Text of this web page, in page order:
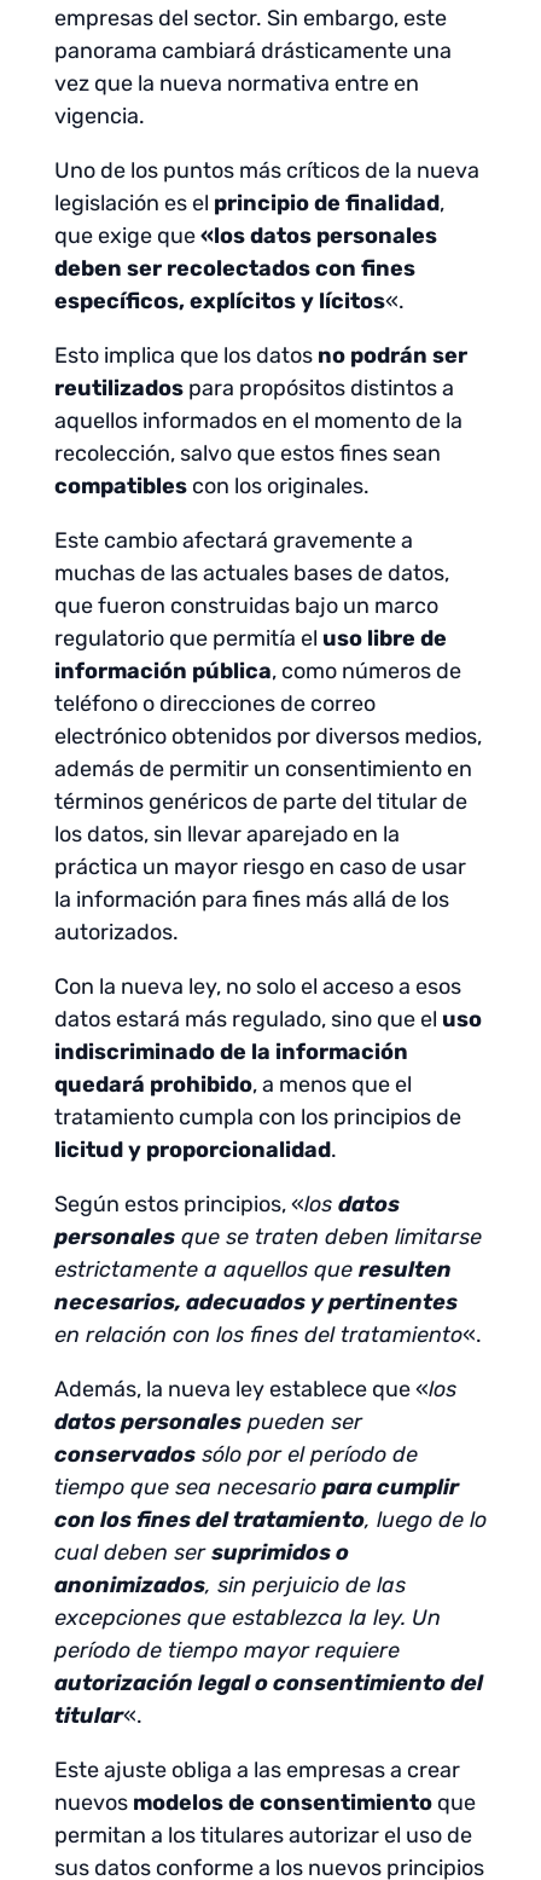
empresas del sector. Sin embargo, este
panorama cambiará drásticamente una
vez que la nueva normativa entre en
vigencia.
Uno de los puntos más críticos de la nueva
legislación es el principio de finalidad,
que exige que«los datos personales
deben ser recolectados con fines
específicos, explícitos y lícitos«.
Esto implica que los datos no podrán ser
reutilizadospara propósitos distintos a
aquellos informados en el momento de la
recolección, salvo que estos fines sean
compatiblescon los originales.
Este cambio afectará gravemente a
muchas de las actuales bases de datos,
que fueron construidas bajo un marco
regulatorio que permitía el uso libre de
información pública, como números de
teléfono o direcciones de correo
electrónico obtenidos por diversos medios,
además de permitir un consentimiento en
términos genéricos de parte del titular de
los datos, sin llevar aparejado en la
práctica un mayor riesgo en caso de usar
la información para fines más allá de los
autorizados.
Con la nueva ley, no solo el acceso a esos
datos estará más regulado, sino que el uso
indiscriminado de la información
quedará prohibido, a menos que el
tratamiento cumpla con los principios de
licitud y proporcionalidad.
Según estos principios, «los datos
personalesque se traten deben limitarse
estrictamente a aquellos que resulten
necesarios, adecuados y pertinentes
en relación con los fines del tratamiento«.
Además, la nueva ley establece que «los
datos personalespueden ser
conservadossólo por el período de
tiempo que sea necesario para cumplir
con los fines del tratamiento, luego de lo
cual deben sersuprimidos o
anonimizados, sin perjuicio de las
excepciones que establezca la ley. Un
período de tiempo mayor requiere
autorización legal o consentimiento del
titular«.
Este ajuste obliga a las empresas a crear
nuevos modelos de consentimientoque
permitan a los titulares autorizar el uso de
sus datos conforme a los nuevos principios